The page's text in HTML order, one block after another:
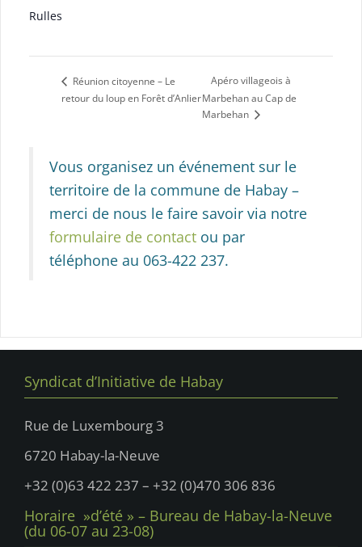
Rulles
Réunion citoyenne – Le
retour du loup en Forêt d’Anlier
Apéro villageois à
Marbehan au Cap de
Marbehan
Vous organisez un événement sur le
territoire de la commune de Habay –
merci de nous le faire savoir via notre
formulaire de contact ou par
téléphone au 063-422 237.
Syndicat d’Initiative de Habay
Rue de Luxembourg 3
6720 Habay-la-Neuve
+32 (0)63 422 237 – +32 (0)470 306 836
Horaire »d’été » – Bureau de Habay-la-Neuve
(du 06-07 au 23-08)